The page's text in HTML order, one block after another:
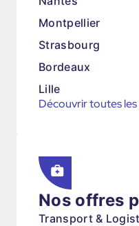
Montpellier
Strasbourg
Bordeaux
Lille
Découvrir toutes les
Nos offres
Transport &